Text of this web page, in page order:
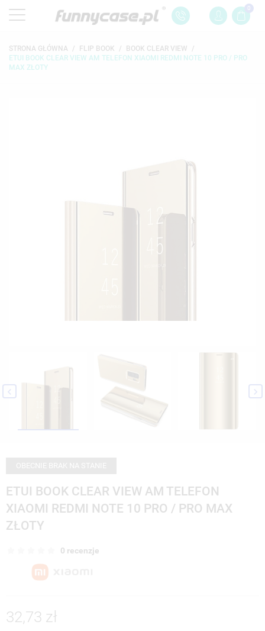
0
STRONA GŁÓWNA FLIP BOOK
BOOK CLEAR VIEW
ETUI BOOK CLEAR VIEW AM TELEFON XIAOMI REDMI NOTE 10 PRO / PRO
MAX ZŁOTY
 
ETUI BOOK CLEAR VIEW AM TELEFON
XIAOMI REDMI NOTE 10 PRO / PRO MAX
ZŁOTY
0 recenzje
32,73 zł